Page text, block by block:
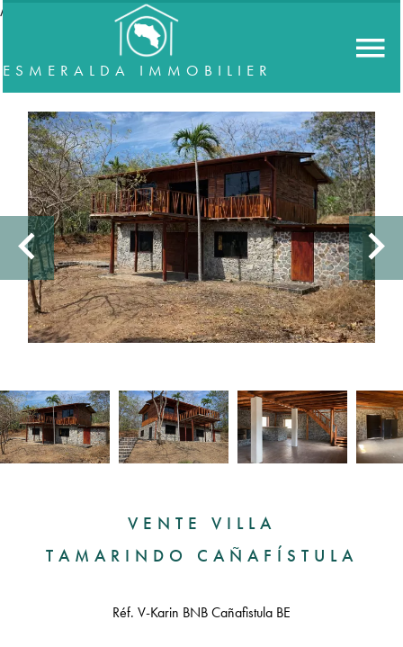
//accordeon
ESMERALDA IMMOBILIER
VENTE VILLA
TAMARINDO CAÑAFÍSTULA
Réf. V-Karin BNB Cañafistula BE